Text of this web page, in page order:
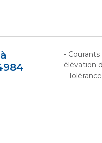
-
élévation
-